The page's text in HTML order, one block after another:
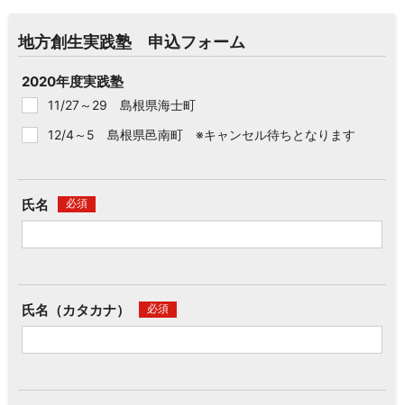
地方創生実践塾 申込フォーム
2020年度実践塾
11/27～29 島根県海士町
12/4～5 島根県邑南町 ※キャンセル待ちとなります
氏名 必須
氏名（カタカナ） 必須